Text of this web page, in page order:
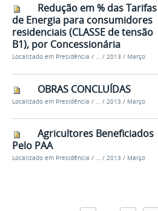
Redução em % das Tarifas
de Energia para consumidores
residenciais (CLASSE de tensão
B1), por Concessionária
Localizado em Presidência / … / 2013 / Março
OBRAS CONCLUÍDAS
Localizado em Presidência / / 2013 / Março
Agricultores Beneficiados
Pelo PAA
Localizado em Presidência / … / 2013 / Março